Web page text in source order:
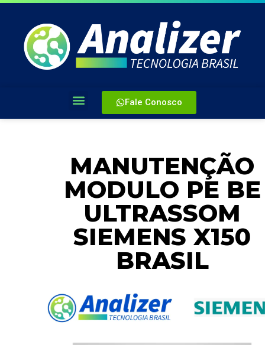
Fale Conosco
MANUTENÇÃO
MODULO PE BE
ULTRASSOM
SIEMENS X150
BRASIL